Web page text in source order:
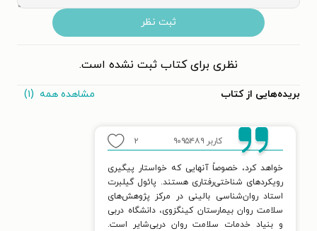
ثبت نظر
نظری برای کتاب ثبت نشده است.
بریده‌هایی از کتاب مشاهده همه (۱)
کاربر ۹۰۹۵۴۸۹ ۲
خواهد کرد، خصوصاً آنهایی که خواستار پیگیری
رویکردهای شناختی‌رفتاری هستند. پائول گیلبرت
استاد روان‌شناسی بالینی در مرکز پژوهش‌های
سلامت روان بیمارستان کینگزوی، دانشگاه دربی
و بنیاد خدمات سلامت روان دربی‌شایر است.